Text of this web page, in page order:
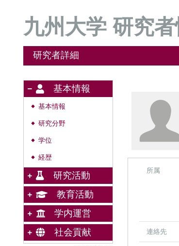
九州大学 研究
研究者詳細
基本情報
◆ 基本情報
◆ 研究分野
◆ 学位
◆ 経歴
研究活動
教育活動
学内運営
社会貢献
所属
連絡先